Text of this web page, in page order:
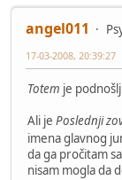
angel011
17-03-2008, 20:39:27
Totem je
Ali je Poslednji
imena glavnog
da ga pročitam
nisam mogla da